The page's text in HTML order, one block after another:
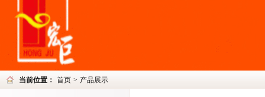
当前位置： 首页 > 产品展示